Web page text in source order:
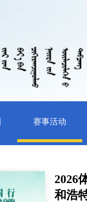
赛事活动
2026
和浩